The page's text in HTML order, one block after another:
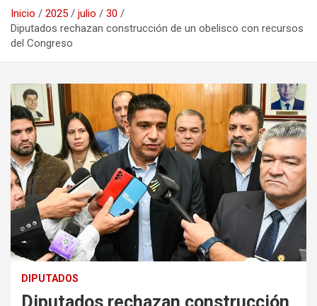
Inicio 2025 julio
30
Diputados rechazan construcción de un obelisco con recursos
del Congreso
DIPUTADOS